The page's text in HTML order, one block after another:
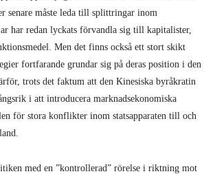
senare måste leda till splittringar inom
har redan lyckats förvandla sig till kapitalister,
Men det finns också ett stort skikt
fortfarande grundar sig på deras position i den
trots det faktum att den Kinesiska byråkratin
i att introducera marknadsekonomiska
för stora konflikter inom statsapparaten till och
med en ”kontrollerad” rörelse i riktning mot